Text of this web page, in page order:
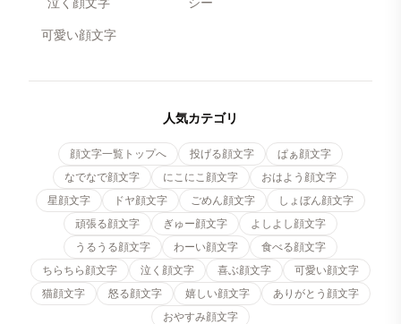
泣く顔文字
可愛い顔文字
シー
人気カテゴリ
顔文字一覧トップへ 投げる顔文字
ぱぁ顔文字
なでなで顔文字
にこにこ顔文字
おはよう顔文字
星顔文字
ドヤ顔文字 ごめん顔文字
しょぼん顔文字
頑張る顔文字
ぎゅー顔文字
よしよし顔文字
うるうる顔文字
わーい顔文字
食べる顔文字
ちらちら顔文字
泣く顔文字 喜ぶ顔文字
可愛い顔文字
猫顔文字
怒る顔文字 嬉しい顔文字
ありがとう顔文字
おやすみ顔文字